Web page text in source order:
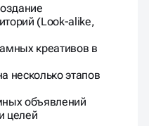
(Look-alike,
креативов в
несколько этапов
объявлений
целей